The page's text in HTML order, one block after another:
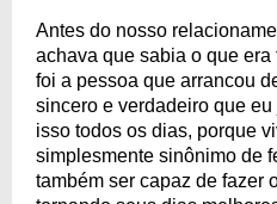
Antes do nosso
achava que sabia o que
foi a pessoa que arrancou
sincero e verdadeiro que
isso todos os dias, porque
simplesmente sinônimo de
também ser capaz de fazer